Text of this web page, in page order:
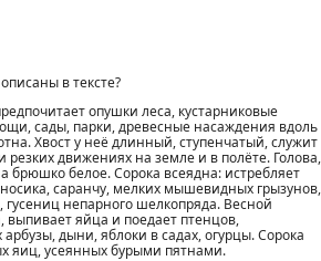
в тексте?
опушки леса, кустарнико­вые
сады, парки, древесные наса­ждения вдоль
Хвост у неё длинный, ступенчатый, служит
резких движениях на земле и в полёте. Голова,
брюшко белое. Сорока всеядна: истребляет
саранчу, мелких мышевидных грызунов,
непарного шелкопряда. Весной
выпивает яйца и поедает птенцов,
арбузы, дыни, яблоки в садах, огурцы. Сорока
яиц, усеянных бурыми пятнами.